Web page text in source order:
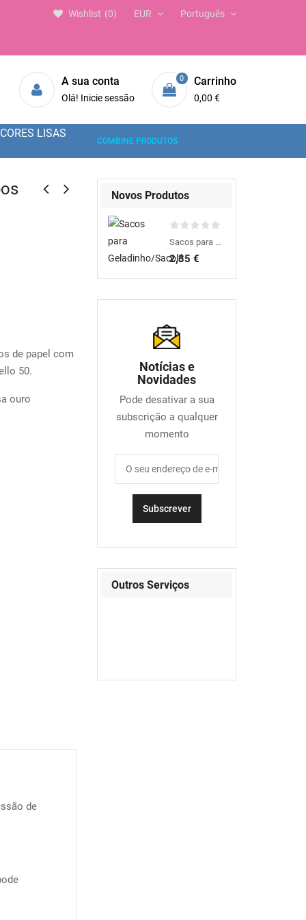
Português
EUR
Wishlist 0
A sua conta
Olá! Inicie sessão
0 Carrinho
0,00 €
CORES LISAS
COMBINE PRODUTOS
de papel com
50.
ouro
de
Novos Produtos
Sacos para Geladinho/Sacolé
2,35 €
Notícias e
Novidades
Pode desativar a sua
subscrição a qualquer
momento
Outros Serviços